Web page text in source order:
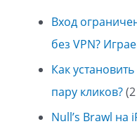
Вход
без VPN?
Как
пару кликов?
Null’s Brawl на